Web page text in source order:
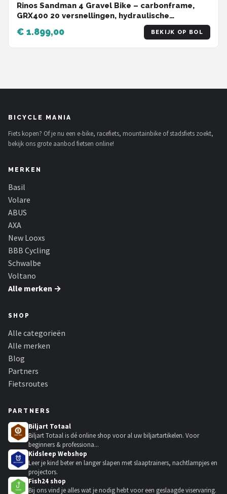
Rinos Sandman 4 Gravel Bike – carbonframe,
GRX400 20 versnellingen, hydraulische
schijfremmen, lichtgewicht, allround fiets voor
elk terrein,Zwart Groen 54
€ 1.899,00 BEKIJK OP BOL
BICYCLE MANIA
Fiets kopen? Of je nu een e-bike, racefiets, mountainbike of stadsfiets zoekt,
bekijk ons grote aanbod fietsen online!
MERKEN
Basil
Volare
ABUS
AXA
New Looxs
BBB Cycling
Schwalbe
Voltano
Alle merken →
SHOP
Alle categorieën
Alle merken
Blog
Partners
Fietsroutes
PARTNERS
Biljart Totaal
Biljart Totaal is dé online shop voor al uw biljartartikelen. Voor
beginners & professiona...
Kidsleep Webshop
Leer je kind beter en langer slapen met slaaptrainers, nachtlampjes en
projectors.
Fish24 shop
Bij ons vind je alles wat je nodig hebt voor een geslaagde viservaring.